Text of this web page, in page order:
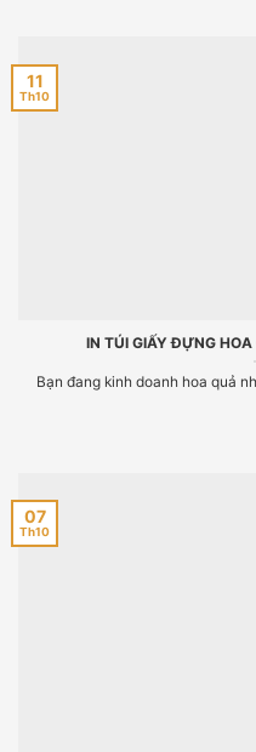
IN TÚI GIẤY ĐỰNG
Bạn đang kinh doanh hoa quả
11
Th10
07
Th10